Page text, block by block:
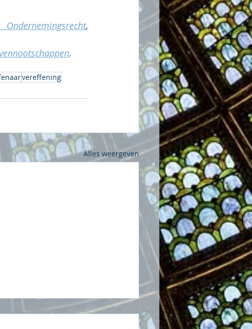
,
.
vereffening
Alles weergeven